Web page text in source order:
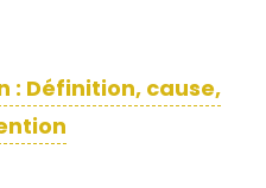
: Définition, cause,